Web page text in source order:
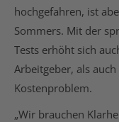
hochgefahren, ist
Sommers. Mit der
Tests erhöht sich
Arbeitgeber, als
Kostenproblem.
„Wir brauchen